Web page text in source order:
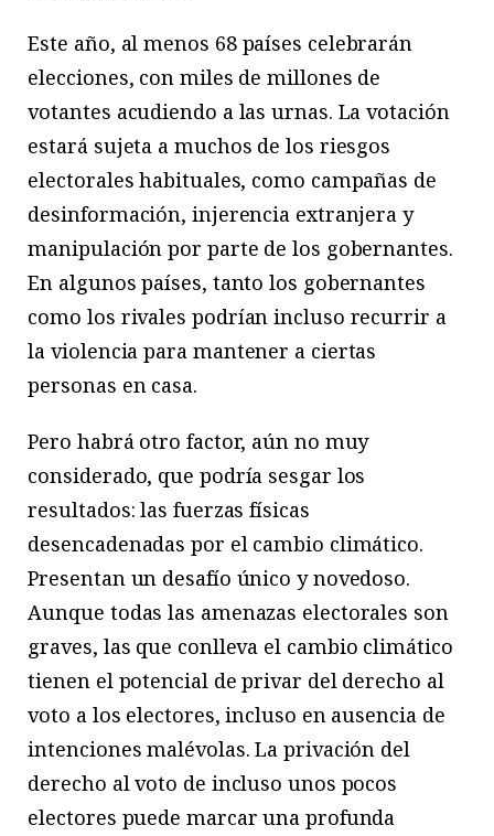
Este año, al menos 68 países celebrarán
elecciones, con miles de millones de
votantes acudiendo a las urnas. La votación
estará sujeta a muchos de los riesgos
electorales habituales, como campañas de
desinformación, injerencia extranjera y
manipulación por parte de los gobernantes.
En algunos países, tanto los gobernantes
comolos rivales podrían incluso recurrir a
la violenciapara mantener a ciertas
personas en casa.
Pero habrá otro factor, aún no muy
considerado, que podría sesgar los
resultados: las fuerzas físicas
desencadenadas por el cambio climático.
Presentan un desafío único y novedoso.
Aunque todas las amenazas electorales son
graves, las que conlleva el cambio climático
tienen el potencial de privar del derecho al
voto a los electores, incluso en ausencia de
intenciones malévolas. La privación del
derecho al voto de incluso unos pocos
electores puede marcar una profunda